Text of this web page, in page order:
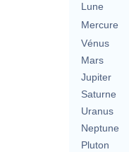
Lune
Mercure
Vénus
Mars
Jupiter
Saturne
Uranus
Neptune
Pluton